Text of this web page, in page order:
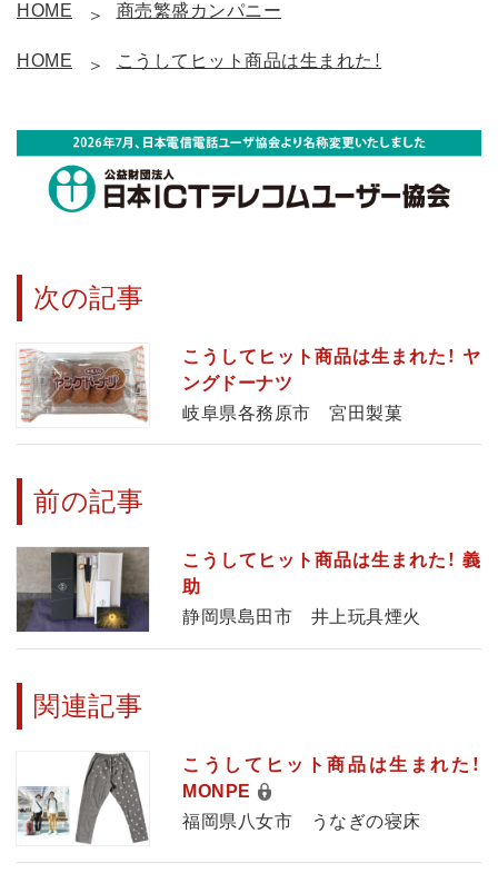
HOME 商売繁盛カンパニー
HOME こうしてヒット商品は生まれた！
次の記事
こうしてヒット商品は生まれた！ ヤ
ングドーナツ
岐阜県各務原市 宮田製菓
前の記事
こうしてヒット商品は生まれた！ 義
助
静岡県島田市 井上玩具煙火
関連記事
こうしてヒット商品は生まれた！
MONPE
福岡県八女市 うなぎの寝床